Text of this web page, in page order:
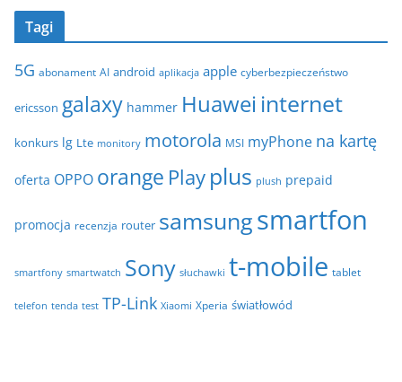
e
c
w
Tagi
5G abonament AI android aplikacja apple cyberbezpieczeństwo
ericsson galaxy hammer Huawei internet
konkurs lg Lte monitory motorola MSI myPhone na kartę
oferta OPPO orange Play plus plush prepaid
promocja recenzja router samsungsmartfon
smartfony smartwatch Sony słuchawki t-mobile tablet
telefon tenda test TP-Link Xiaomi Xperia światłowód